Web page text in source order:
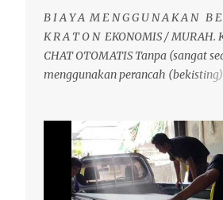
B I A Y A M E N G G U N A K A N B
K R A T O N EKONOMIS / MURAH.
CHAT OTOMATIS Tanpa (sangat
menggunakan perancah (bekisting)
pemakaian beton sangat sedikit
menghemat material. Dapat
sebagai perancah tetap, dipasang
perlu pembongkaran. Jadi jelas dari